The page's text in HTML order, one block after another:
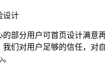
设计
的部分用户可首页设计满意
我们对用户足够的信任，对